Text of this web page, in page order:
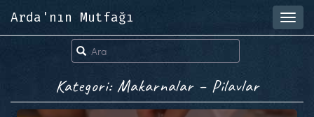
Arda'nın Mutfağı
Kategori: Makarnalar – Pilavlar